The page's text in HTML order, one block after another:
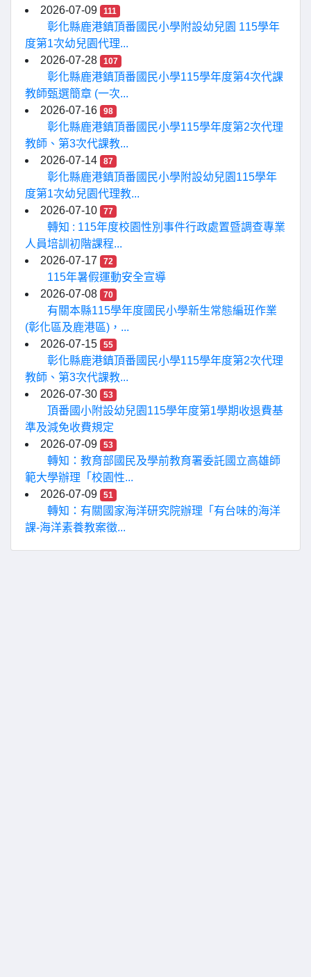
2026-07-09 111
彰化縣鹿港鎮頂番國民小學附設幼兒園 115學年
度第1次幼兒園代理...
2026-07-28
107
彰化縣鹿港鎮頂番國民小學115學年度第4次代課
教師甄選簡章 (一次...
2026-07-16
98
彰化縣鹿港鎮頂番國民小學115學年度第2次代理
教師、第3次代課教...
2026-07-14
87
彰化縣鹿港鎮頂番國民小學附設幼兒園115學年
度第1次幼兒園代理教...
2026-07-10
77
轉知 : 115年度校園性別事件行政處置暨調查專業
人員培訓初階課程...
2026-07-17
72
115年暑假運動安全宣導
2026-07-08
70
有關本縣115學年度國民小學新生常態編班作業
(彰化區及鹿港區)，...
2026-07-15
55
彰化縣鹿港鎮頂番國民小學115學年度第2次代理
教師、第3次代課教...
2026-07-30
53
頂番國小附設幼兒園115學年度第1學期收退費基
準及減免收費規定
2026-07-09
53
轉知：教育部國民及學前教育署委託國立高雄師
範大學辦理「校園性...
2026-07-09
51
轉知：有關國家海洋研究院辦理「有台味的海洋
課-海洋素養教案徵...